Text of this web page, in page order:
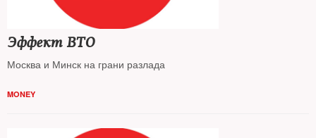
Эффект ВТО
Москва и Минск на грани разлада
MONEY